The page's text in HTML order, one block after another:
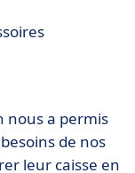
nous a permis
de nos
leur caisse en